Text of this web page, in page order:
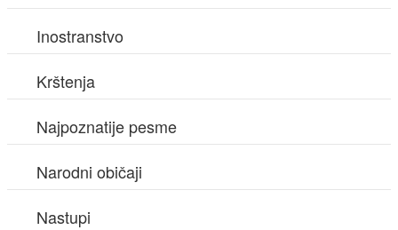
Inostranstvo
Krštenja
Najpoznatije pesme
Narodni običaji
Nastupi